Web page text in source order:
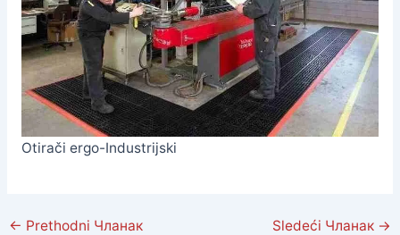
Otirači ergo-Industrijski
← Prethodni Чланак Sledeći Чланак →